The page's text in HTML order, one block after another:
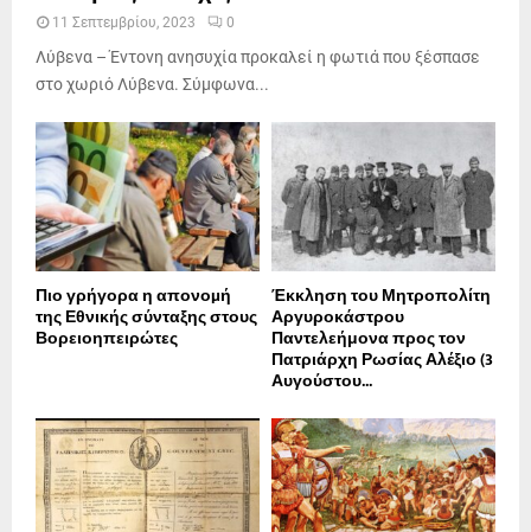
11 Σεπτεμβρίου, 2023 0
Λύβενα – Έντονη ανησυχία προκαλεί η φωτιά που ξέσπασε
στο χωριό Λύβενα. Σύμφωνα...
Πιο γρήγορα η απονοµή
της Εθνικής σύνταξης στους
Βορειοηπειρώτες
Έκκληση του Μητροπολίτη
Αργυροκάστρου
Παντελεήμονα προς τον
Πατριάρχη Ρωσίας Αλέξιο (3
Αυγούστου...